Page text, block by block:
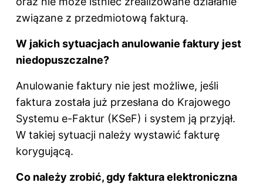
związane z przedmiotową fakturą.
W jakich sytuacjach anulowanie faktury jest
niedopuszczalne?
Anulowanie faktury nie jest możliwe, jeśli
faktura została już przesłana do Krajowego
Systemu e-Faktur (KSeF) i system ją przyjął.
W takiej sytuacji należy wystawić fakturę
korygującą.
Co należy zrobić, gdy faktura elektroniczna